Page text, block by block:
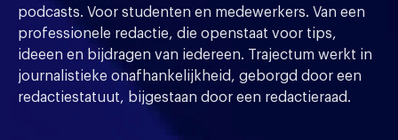
podcasts. Voor studenten en medewerkers. Van een
professionele redactie, die openstaat voor tips,
ideeen en bijdragen van iedereen. Trajectum werkt in
journalistieke onafhankelijkheid, geborgd door een
redactiestatuut, bijgestaan door een redactieraad.